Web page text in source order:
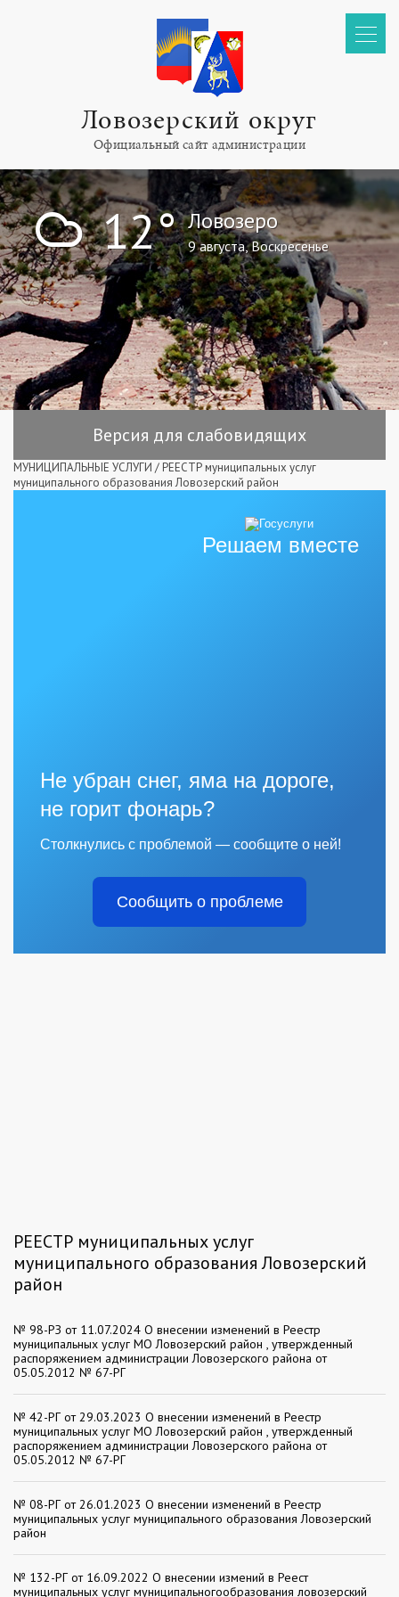
Ловозерский округ
Официальный сайт администрации
! 12° Ловозеро
9 августа, Воскресенье
Версия для слабовидящих
МУНИЦИПАЛЬНЫЕ УСЛУГИ / РЕЕСТР муниципальных услуг
муниципального образования Ловозерский район
Решаем вместе
Не убран снег, яма на дороге,
не горит фонарь?
Столкнулись с проблемой — сообщите о ней!
Сообщить о проблеме
РЕЕСТР муниципальных услуг
муниципального образования Ловозерский
район
№ 98-РЗ от 11.07.2024 О внесении изменений в Реестр
муниципальных услуг МО Ловозерский район , утвержденный
распоряжением администрации Ловозерского района от
05.05.2012 № 67-РГ
№ 42-РГ от 29.03.2023 О внесении изменений в Реестр
муниципальных услуг МО Ловозерский район , утвержденный
распоряжением администрации Ловозерского района от
05.05.2012 № 67-РГ
№ 08-РГ от 26.01.2023 О внесении изменений в Реестр
муниципальных услуг муниципального образования Ловозерский
район
№ 132-РГ от 16.09.2022 О внесении измений в Реест
муниципальных услуг муниципальногообразования ловозерский